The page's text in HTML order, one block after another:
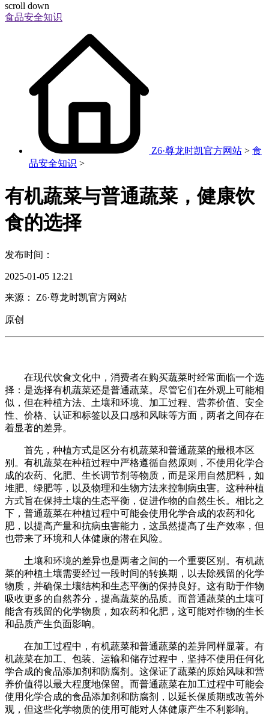
scroll down
食品安全知识
Z6·尊龙时凯官方网站 > 食
品安全知识 >
有机蔬菜与普通蔬菜，健康饮
食的选择
发布时间：
2025-01-05 12:21
来源： Z6·尊龙时凯官方网站
原创
在现代饮食文化中，消费者在购买蔬菜时经常面临一个选
择：是选择有机蔬菜还是普通蔬菜。尽管它们在外观上可能相
似，但在种植方法、土壤和环境、加工过程、营养价值、安全
性、价格、认证和标签以及口感和风味等方面，两者之间存在
着显著的差异。
首先，种植方式是区分有机蔬菜和普通蔬菜的最根本区
别。有机蔬菜在种植过程中严格遵循自然原则，不使用化学合
成的农药、化肥、生长调节剂等物质，而是采用自然肥料，如
堆肥、绿肥等，以及物理和生物方法来控制病虫害。这种种植
方式旨在保持土壤的生态平衡，促进作物的自然生长。相比之
下，普通蔬菜在种植过程中可能会使用化学合成的农药和化
肥，以提高产量和抗病虫害能力，这虽然提高了生产效率，但
也带来了环境和人体健康的潜在风险。
土壤和环境的差异也是两者之间的一个重要区别。有机蔬
菜的种植土壤需要经过一段时间的转换期，以去除残留的化学
物质，并确保土壤结构和生态平衡的保持良好。这有助于作物
吸收更多的自然养分，提高蔬菜的品质。而普通蔬菜的土壤可
能含有残留的化学物质，如农药和化肥，这可能对作物的生长
和品质产生负面影响。
在加工过程中，有机蔬菜和普通蔬菜的差异同样显著。有
机蔬菜在加工、包装、运输和储存过程中，坚持不使用任何化
学合成的食品添加剂和防腐剂。这保证了蔬菜的原始风味和营
养价值得以最大程度地保留。而普通蔬菜在加工过程中可能会
使用化学合成的食品添加剂和防腐剂，以延长保质期或改善外
观，但这些化学物质的使用可能对人体健康产生不利影响。